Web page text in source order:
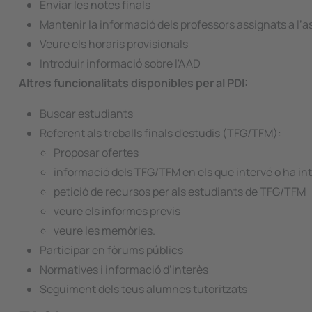
Enviar les notes finals
Mantenir la informació dels professors assignats a
Veure els horaris provisionals
Introduir informació sobre l'AAD
Altres funcionalitats disponibles per al PDI:
Buscar estudiants
Referent als treballs finals d'estudis (TFG/TFM):
Proposar ofertes
informació dels TFG/TFM en els que intervé o ha
petició de recursos per als estudiants de TFG/TFM
veure els informes previs
veure les memòries.
Participar en fòrums públics
Normatives i informació d’interès
Seguiment dels teus alumnes tutoritzats